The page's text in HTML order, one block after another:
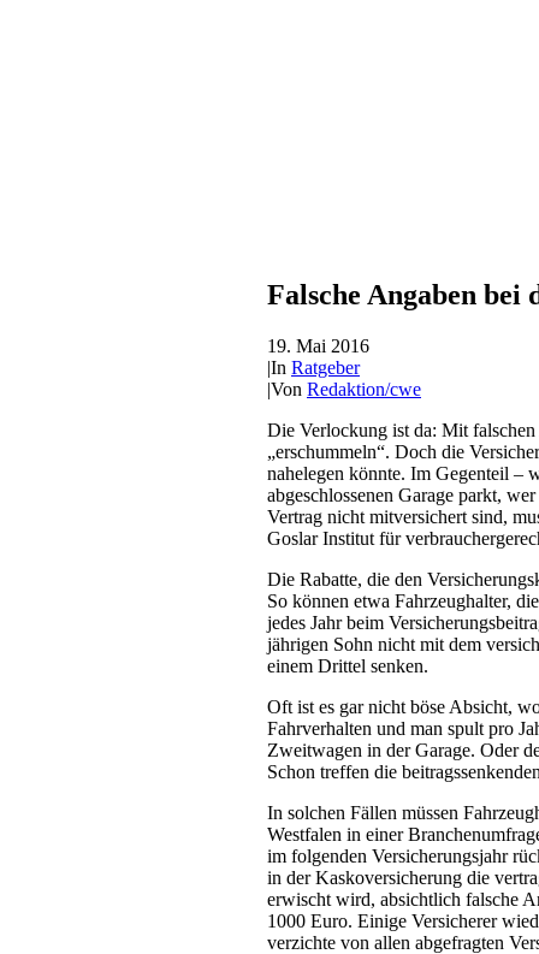
Falsche Angaben
19. Mai 2016
|In Ratgeber
|Von Redaktion/cwe
Die Verlockung ist da: Mit
„erschummeln“. Doch die
nahelegen könnte. Im Gegenteil –
abgeschlossenen Garage parkt,
Vertrag nicht mitversichert sind,
Goslar Institut für
Die Rabatte, die den
So können etwa Fahrzeughalter,
jedes Jahr beim
jährigen Sohn nicht mit dem
einem Drittel senken.
Oft ist es gar nicht böse Absicht,
Fahrverhalten und man spult pro
Zweitwagen in der Garage. Oder
Schon treffen die
In solchen Fällen müssen
Westfalen in einer
im folgenden Versicherungsjahr
in der Kaskoversicherung die
erwischt wird, absichtlich falsche
1000 Euro. Einige Versicherer
verzichte von allen abgefragten